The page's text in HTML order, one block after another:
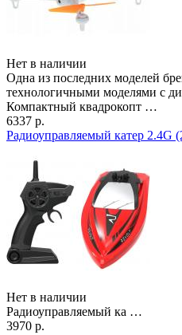
Нет в наличии
Одна из последних моделей
технологичными моделями с
Компактный квадрокопт …
6337 р.
Радиоуправляемый катер 2.4G
Нет в наличии
Радиоуправляемый ка …
3970 р.